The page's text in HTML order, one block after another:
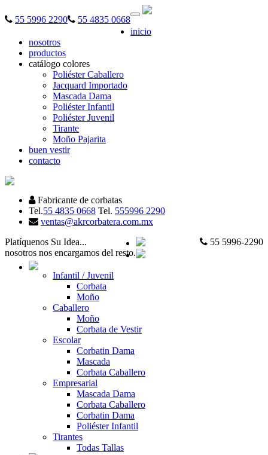
Desplegar
navegación
55 5996 2290
55 4835 0668
inicio
nosotros
productos
catálogo colores
Poliéster Caballero
Jacquard Importado
Mascada Dama
Poliéster Infantil
Poliéster Juvenil
Tirante
Moño Pajarita
buen vestir
contacto
Fabricante de corbatas
Tel.55 4835 0668 Tel. 555996 2290
ventas@akrcorbatera.com.mx
Platíquenos Su Idea...
nosotros nos encargamos del resto.
55 5996-2290
Infantil / Juvenil
Corbata
Moño
Caballero
Moño
Corbata de Vestir
Escolar
Corbatin Dama
Mascada
Corbata Caballero
Empresarial
Mascada Dama
Corbata Caballero
Corbatin Dama
Poliéster Infantil
Tirantes
Todas Tallas